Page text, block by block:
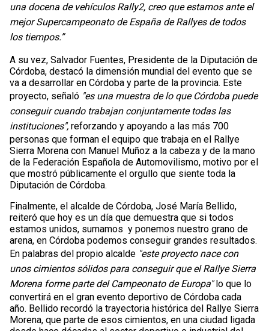
una docena de vehículos Rally2, creo que estamos ante el
mejor Supercampeonato de España de Rallyes de todos
los tiempos.”
A su vez, Salvador Fuentes, Presidente de la Diputación de
Córdoba, destacó la dimensión mundial del evento que se
va a desarrollar en Córdoba y parte de la provincia. Este
proyecto, señaló "es una muestra de lo que Córdoba puede
conseguir cuando trabajan conjuntamente todas las
instituciones", reforzando y apoyando a las más 700
personas que forman el equipo que trabaja en el Rallye
Sierra Morena con Manuel Muñoz a la cabeza y de la mano
de la Federación Española de Automovilismo, motivo por el
que mostró públicamente el orgullo que siente toda la
Diputación de Córdoba.
Finalmente, el alcalde de Córdoba, José María Bellido,
reiteró que hoy es un día que demuestra que si todos
estamos unidos, sumamos y ponemos nuestro grano de
arena, en Córdoba podemos conseguir grandes resultados.
En palabras del propio alcalde "este proyecto nace con
unos cimientos sólidos para conseguir que el Rallye Sierra
Morena forme parte del Campeonato de Europa"lo que lo
convertirá en el gran evento deportivo de Córdoba cada
año. Bellido recordó la trayectoria histórica del Rallye Sierra
Morena, que parte de esos cimientos, en una ciudad ligada